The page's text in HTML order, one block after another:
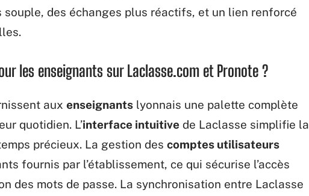
des échanges plus réactifs, et un lien renforcé
les enseignants sur Laclasse.com et Pronote ?
aux enseignants lyonnais une palette complète
quotidien. L’interface intuitive de Laclasse simplifie la
précieux. La gestion des comptes utilisateurs
fournis par l’établissement, ce qui sécurise l’accès
des mots de passe. La synchronisation entre Laclasse